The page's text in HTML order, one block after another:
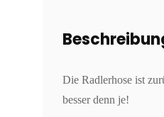
Die Radlerhose ist
besser denn je!